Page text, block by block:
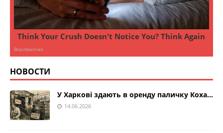
НОВОСТИ
У Харкові здають в оренду паличку Коха…
14.06.2026